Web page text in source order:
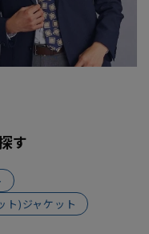
す
ト)ジャケット